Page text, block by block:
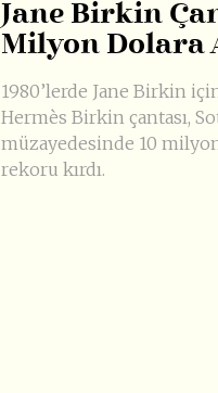
Jane Birkin
Milyon Dolara
1980’lerde Jane Birkin
Hermès Birkin çantası,
müzayedesinde 10
rekoru kırdı.